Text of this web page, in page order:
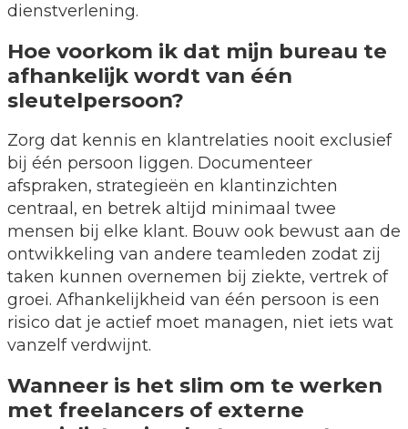
dienstverlening.
Hoe voorkom ik dat mijn bureau te
afhankelijk wordt van één
sleutelpersoon?
Zorg dat kennis en klantrelaties nooit exclusief
bij één persoon liggen. Documenteer
afspraken, strategieën en klantinzichten
centraal, en betrek altijd minimaal twee
mensen bij elke klant. Bouw ook bewust aan de
ontwikkeling van andere teamleden zodat zij
taken kunnen overnemen bij ziekte, vertrek of
groei. Afhankelijkheid van één persoon is een
risico dat je actief moet managen, niet iets wat
vanzelf verdwijnt.
Wanneer is het slim om te werken
met freelancers of externe